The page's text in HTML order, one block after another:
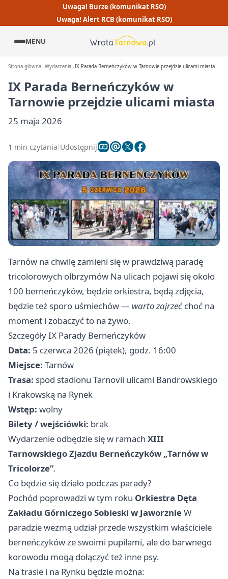
Uwaga! Burze (komunikat RSO)
Uwaga! Alert RCB (komunikat RSO)
MENU
Strona główna Wydarzenia IX Parada Berneńczyków w Tarnowie przejdzie ulicami miasta
IX Parada Berneńczyków w
Tarnowie przejdzie ulicami miasta
25 maja 2026
1 min czytania Udostępnij
Tarnów na chwilę zamieni się w prawdziwą paradę
tricolorowych olbrzymów Na ulicach pojawi się około
100 berneńczyków, będzie orkiestra, będą zdjęcia,
będzie też sporo uśmiechów — warto zajrzeć choć na
moment i zobaczyć to na żywo.
Szczegóły IX Parady Berneńczyków
Data: 5 czerwca 2026 (piątek), godz. 16:00
Miejsce: Tarnów
Trasa: spod stadionu Tarnovii ulicami Bandrowskiego
i Krakowską na Rynek
Wstęp: wolny
Bilety / wejściówki: brak
Wydarzenie odbędzie się w ramach XIII
Tarnowskiego Zjazdu Berneńczyków „Tarnów w
Tricolorze”.
Co będzie się działo podczas parady?
Pochód poprowadzi w tym roku Orkiestra Dęta
Zakładu Górniczego Sobieski w JaworznieW
paradzie wezmą udział przede wszystkim właściciele
berneńczyków ze swoimi pupilami, ale do barwnego
korowodu mogą dołączyć też inne psy.
Na trasie i na Rynku będzie można: